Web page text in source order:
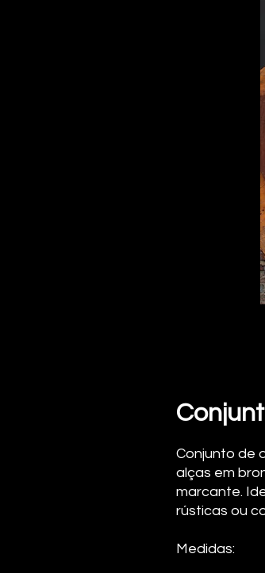
Conjunto de
alças em
marcante.
rústicas ou
Medidas: